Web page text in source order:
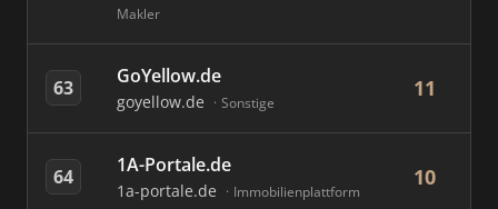
Makler
63 GoYellow.de
goyellow.de Sonstige
11
64 1A-Portale.de
1a-portale.de Immobilienplattform
10